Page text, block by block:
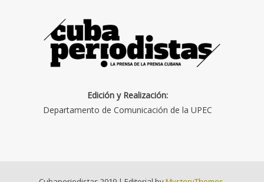
Edición y Realización:
Departamento de Comunicación de la UPEC